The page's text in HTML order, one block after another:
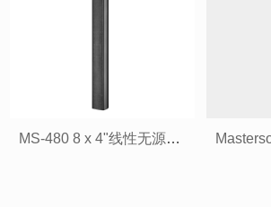
MS-480 8 x 4"线性无源柱状扬声器